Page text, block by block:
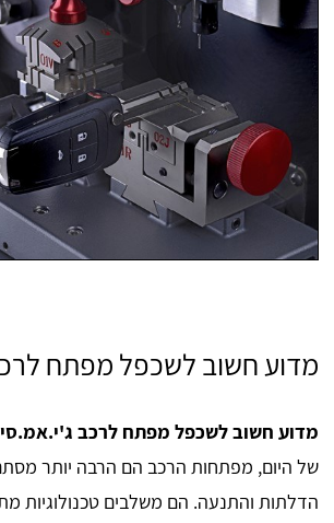
מדוע חשוב לשכפל מפתח
מדוע חשוב לשכפל מפתח לרכב
של היום, מפתחות הרכב הם הרבה יותר
הדלתות והתנעה. הם משלבים טכנולוגיות